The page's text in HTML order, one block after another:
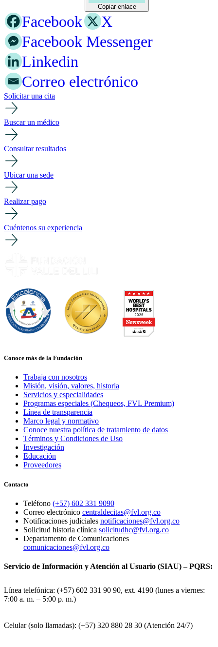
Copiar enlace
Facebook
X
Facebook Messenger
Linkedin
Correo electrónico
Solicitar una cita
Buscar un médico
Consultar resultados
Ubicar una sede
Realizar pago
Cuéntenos su experiencia
Conoce más de la Fundación
Trabaja con nosotros
Misión, visión, valores, historia
Servicios y especialidades
Programas especiales (Chequeos, FVL Premium)
Línea de transparencia
Marco legal y normativo
Conoce nuestra política de tratamiento de datos
Términos y Condiciones de Uso
Investigación
Educación
Proveedores
Contacto
Teléfono (+57) 602 331 9090
Correo electrónico centraldecitas@fvl.org.co
Notificaciones judiciales notificaciones@fvl.org.co
Solicitud historia clínica solicitudhc@fvl.org.co
Departamento de Comunicaciones
comunicaciones@fvl.org.co
Servicio de Información y Atención al Usuario (SIAU) – PQRS:
Línea telefónica: (+57) 602 331 90 90, ext. 4190 (lunes a viernes:
7:00 a. m. – 5:00 p. m.)
Celular (solo llamadas): (+57) 320 880 28 30 (Atención 24/7)